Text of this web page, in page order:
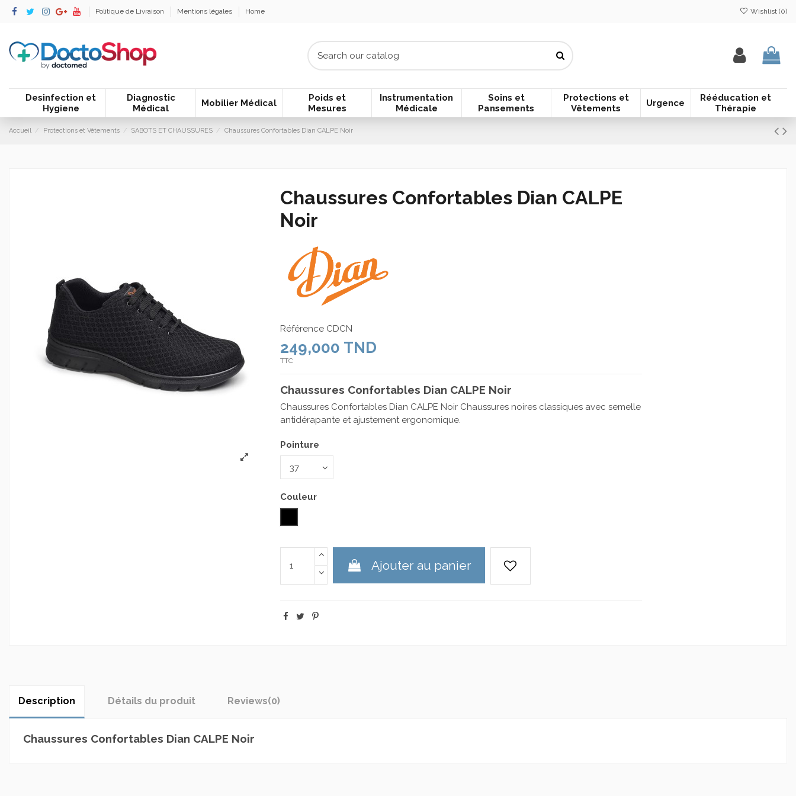
Politique de Livraison Mentions légales Home Wishlist (0)
Desinfection et
Hygiene
Diagnostic
Médical
Mobilier Médical
Poids et
Mesures
Instrumentation
Médicale
Soins et
Pansements
Protections et
Vêtements
Urgence
Rééducation et
Thérapie
Accueil Protections et Vêtements SABOTS ET CHAUSSURES Chaussures Confortables Dian CALPE Noir
Chaussures Confortables Dian CALPE
Noir
Référence CDCN
249,000 TND
TTC
Chaussures Confortables Dian CALPE Noir
Chaussures Confortables Dian CALPE Noir Chaussures noires classiques avec semelle
antidérapante et ajustement ergonomique.
Pointure
Couleur
Ajouter au panier
Description Détails du produit Reviews(0)
Chaussures Confortables Dian CALPE Noir